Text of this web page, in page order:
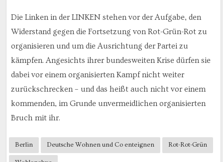
Die Linken in der LINKEN stehen vor der Aufgabe, den
Widerstand gegen die Fortsetzung von Rot-Grün-Rot zu
organisieren und um die Ausrichtung der Partei zu
kämpfen. Angesichts ihrer bundesweiten Krise dürfen sie
dabei vor einem organisierten Kampf nicht weiter
zurückschrecken – und das heißt auch nicht vor einem
kommenden, im Grunde unvermeidlichen organisierten
Bruch mit ihr.
Berlin Deutsche Wohnen und Co enteignen Rot-Rot-Grün